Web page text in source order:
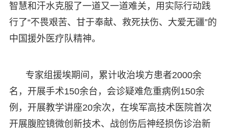
智慧和汗水克服了一道又一道难关，用实际行动践
行了“不畏艰苦、甘于奉献、救死扶伤、大爱无疆”的
中国援外医疗队精神。
专家组援埃期间，累计收治埃方患者2000余
名，开展手术150余台，会诊疑难危重病例150余
例，开展教学讲座20余次，在埃军高技术医院首次
开展腹腔镜微创新技术、战创伤后神经损伤诊治新